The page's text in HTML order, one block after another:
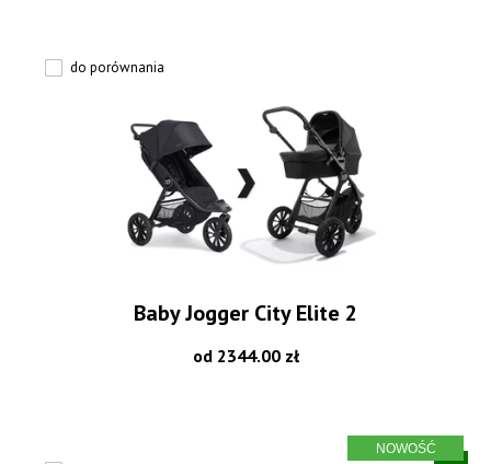
do porównania
Baby Jogger City Elite 2
od 2344.00 zł